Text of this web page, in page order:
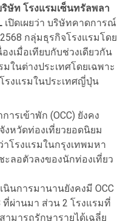
ษัท โรงแรมเซ็นทรัลพลา
เปิดเผยว่า บริษัทคาดการณ์
กลุ่มธุรกิจโรงแรมโดย
งเมื่อเทียบกับช่วงเดียวกัน
ในต่างประเทศโดยเฉพาะ
รงแรมในประเทศญี่ปุ่น
รเข้าพัก (OCC) ยังคง
งหวัดท่องเที่ยวยอดนิยม
โรงแรมในกรุงเทพมหา
ลอตัวลงของนักท่องเที่ยว
นการมานานยังคงมี OCC
ที่ผ่านมา ส่วน 2 โรงแรมที่
มารถรักษารายได้เฉลี่ย